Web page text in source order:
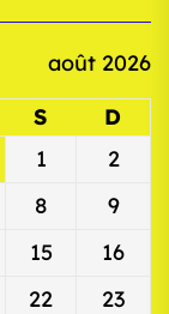
août 2026
S
D
1
2
8
9
15
16
22
23